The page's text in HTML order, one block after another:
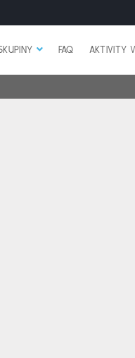
FAQ AKTIVITY